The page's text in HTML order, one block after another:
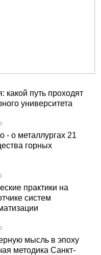
какой путь проходят
университета
- о металлургах 21
горных
практики на
систем
мысль в эпоху
методика Санкт-